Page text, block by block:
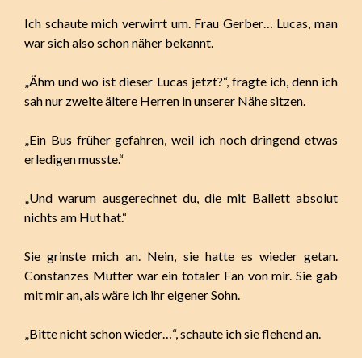
Ich schaute mich verwirrt um. Frau Gerber… Lucas, man
war sich also schon näher bekannt.
„Ähm und wo ist dieser Lucas jetzt?“, fragte ich, denn ich
sah nur zweite ältere Herren in unserer Nähe sitzen.
„Ein Bus früher gefahren, weil ich noch dringend etwas
erledigen musste.“
„Und warum ausgerechnet du, die mit Ballett absolut
nichts am Hut hat.“
Sie grinste mich an. Nein, sie hatte es wieder getan.
Constanzes Mutter war ein totaler Fan von mir. Sie gab
mit mir an, als wäre ich ihr eigener Sohn.
„Bitte nicht schon wieder…“, schaute ich sie flehend an.